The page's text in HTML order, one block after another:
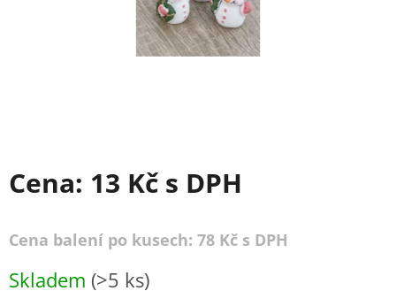
Cena: 13 Kč s DPH
Cena balení po kusech: 78 Kč s DPH
cena:
Skladem (>5 ks)